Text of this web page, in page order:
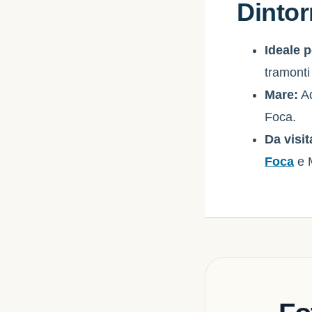
Ideale
Mare:
Foca.
Da
Foca e